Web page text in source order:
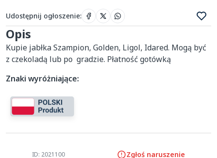
Udostępnij ogłoszenie:
Opis
Kupie jabłka Szampion, Golden, Ligol, Idared. Mogą być
z czekoladą lub po  gradzie. Płatność gotówką
Znaki wyróżniające:
ID: 2021100 Zgłoś naruszenie